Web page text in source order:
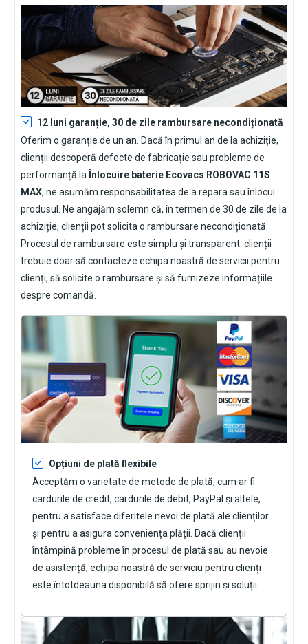
12 luni garanție, 30 de zile rambursare necondiționată
Oferim o garanție de un an. Dacă în primul an de la achiziție,
clienții descoperă defecte de fabricație sau probleme de
performanță laÎnlocuire baterie Ecovacs ROBOVAC 11S
MAX, ne asumăm responsabilitatea de a repara sau înlocui
produsul. Ne angajăm solemn că, în termen de 30 de zile de la
achiziție, clienții pot solicita o rambursare necondiționată.
Procesul de rambursare este simplu și transparent: clienții
trebuie doar să contacteze echipa noastră de servicii pentru
clienți, să solicite o rambursare și să furnizeze informațiile
despre comandă.
Opțiuni de plată flexibile
Acceptăm o varietate de metode de plată, cum ar fi
cardurile de credit, cardurile de debit, PayPal și altele,
pentru a satisface diferitele nevoi de plată ale clienților
și pentru a asigura conveniența plății. Dacă clienții
întâmpină probleme în procesul de plată sau au nevoie
de asistență, echipa noastră de serviciu pentru clienți
este întotdeauna disponibilă să ofere sprijin și soluții.